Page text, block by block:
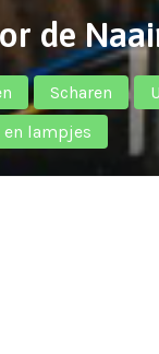
de
Scharen
lampjes